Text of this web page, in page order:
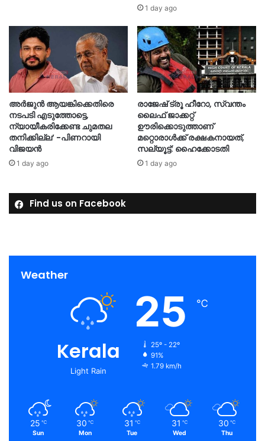
1 day ago
അർജുൻ ആയങ്കിക്കെതിരെ
നടപടി എടുത്തോട്ടെ,
ന്യായീകരിക്കേണ്ട ചുമതല
തനിക്കില്ല’ -പിണറായി
വിജയൻ
1 day ago
രാജേഷ് ട്രൂ ഹീറോ, സ്വന്തം
ലൈഫ് ജാക്കറ്റ്
ഊരിക്കൊടുത്താണ്
മറ്റൊരാള്‍ക്ക് രക്ഷകനായത്,
സല്യൂട്ട്: ഹൈക്കോടതി
1 day ago
Find us on Facebook
Weather
Kerala
Light Rain
25 ℃
25º - 22º
91%
1.79 km/h
25 ℃
Sun
30 ℃
Mon
31 ℃
Tue
31 ℃
Wed
30 ℃
Thu